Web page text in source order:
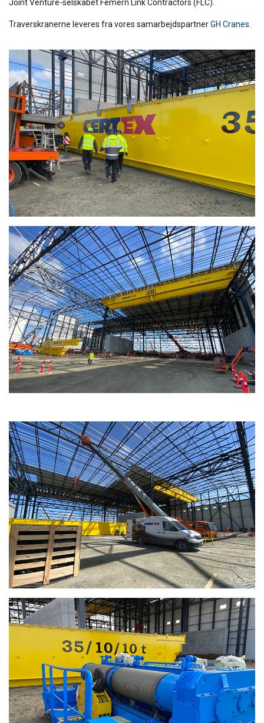
Joint Venture-selskabet Femern Link Contractors (FLC).
Traverskranerne leveres fra vores samarbejdspartnerGH Cranes